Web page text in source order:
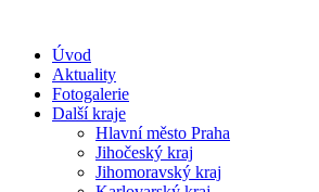
Úvod
Aktuality
Fotogalerie
Další kraje
Hlavní město Praha
Jihočeský kraj
Jihomoravský kraj